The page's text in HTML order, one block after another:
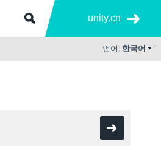
unity.cn
언어: 한국어